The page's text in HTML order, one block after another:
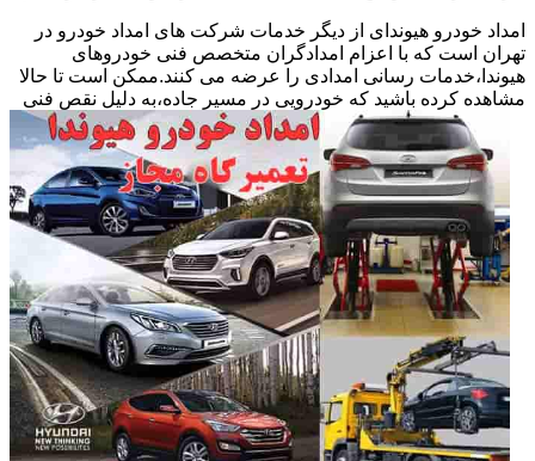
امداد خودرو هیوندای از دیگر خدمات شرکت های امداد خودرو در
تهران است که با اعزام امدادگران متخصص فنی خودروهای
هیوندا،خدمات رسانی امدادی را عرضه می کنند.ممکن است تا حالا
مشاهده کرده باشید که خودرویی در مسیر جاده،به دلیل نقص فنی